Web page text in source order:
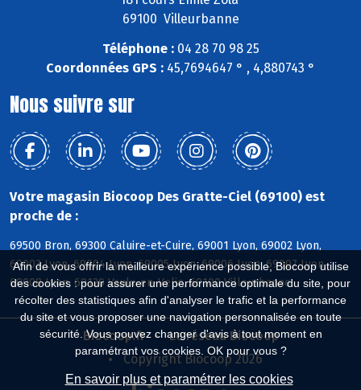
Afin de vous offrir la meilleure expérience possible, Biocoop utilise
des cookies : pour assurer une performance optimale du site, pour
récolter des statistiques afin d'analyser le trafic et la performance
du site et vous proposer une navigation personnalisée en toute
sécurité. Vous pouvez changer d'avis à tout moment en
paramétrant vos cookies. OK pour vous ?
En savoir plus et paramétrer les cookies
69100 Villeurbanne
Téléphone :04 28 70 98 25
Coordonnées GPS : 45,7694647 ° , 4,880743 °
Nous suivre sur
Votre magasin Biocoop Des Gratte-Ciel (69100) est
proche de :
69500 Bron, 69300 Caluire-et-Cuire, 69001 Lyon, 69002 Lyon,
69003 Lyon, 69004 Lyon, 69005 Lyon, 69006 Lyon, 69007 Lyon,
69008 Lyon, 69120 Vaulx-en-Velin, 69100 Villeurbanne
Biocoop.fr
Le réseau Biocoop
Copyright Biocoop 2026